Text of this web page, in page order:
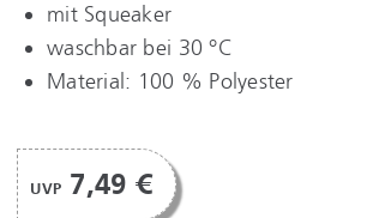
mit Squeaker
waschbar bei 30 °C
Material: 100 % Polyester
UVP 7,49 €